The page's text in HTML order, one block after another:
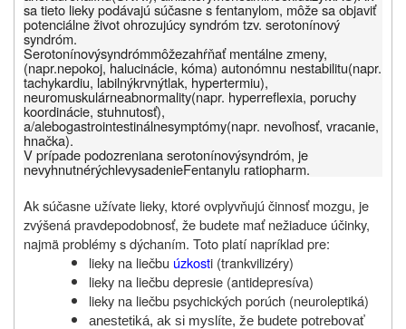
sa tieto lieky podávajú súčasne s fentanylom, môže sa objaviť
potenciálne život ohrozujúcy syndróm tzv. serotonínový
syndróm.
Serotonínovýsyndrómmôžezahŕňať mentálne zmeny,
(napr.nepokoj, halucinácie, kóma) autonómnu nestabilitu(napr.
tachykardiu, labilnýkrvnýtlak, hypertermiu),
neuromuskulárneabnormality(napr. hyperreflexia, poruchy
koordinácie, stuhnutosť),
a/alebogastrointestinálnesymptómy(napr. nevoľnosť, vracanie,
hnačka).
V prípade podozrenianaserotonínovýsyndróm, je
nevyhnutnérýchlevysadenieFentanylu ratiopharm.
Ak súčasne užívate lieky, ktoré ovplyvňujú činnosť mozgu, je
zvýšená pravdepodobnosť, že budete mať nežiaduce účinky,
najmä problémy s dýchaním. Toto platí napríklad pre:
lieky na liečbu úzkosti (trankvilizéry)
lieky na liečbu depresie (antidepresíva)
lieky na liečbu psychických porúch (neuroleptiká)
anestetiká, ak si myslíte, že budete potrebovať